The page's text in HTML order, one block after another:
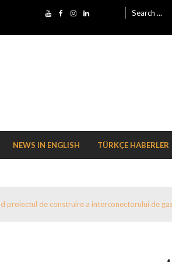
Search for:
NEWS IN ENGLISH TÜRKÇE HABERLER
proiectul de construire a interconectorului de